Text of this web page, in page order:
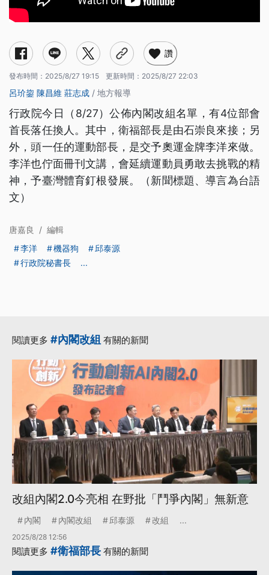
讚
發布時間： 2025/8/27 19:15 更新時間： 2025/8/27 22:03
呂玠鋆 陳昌維 莊志成 / 地方報導
行政院今日（8/27）公佈內閣改組名單，有4位部會
首長落任換人。其中，衛福部長是由石崇良來接；另
外，頭一任的運動部長，是交予奧運金牌李洋來做。
李洋也佇面冊刊文講，會延續運動員勇敢去挑戰的精
神，予臺灣體育釘根發展。（新聞標題、導言為台語
文）
唐嘉良 / 編輯
李洋
機器狗
邱泰源
行政院秘書長
...
閱讀更多 #內閣改組 有關的新聞
改組內閣2.0今亮相 在野批「鬥爭內閣」無新意
內閣 內閣改組 邱泰源 改組 ...
2025/8/28 12:56
閱讀更多 #衛福部長 有關的新聞